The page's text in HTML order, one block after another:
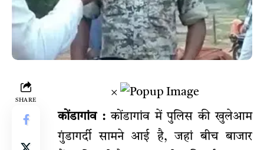
SHARE
×
कोंडागांव :कोंडागांव में पुलिस की खुलेआम
गुंडागर्दी सामने आई है, जहां बीच बाजार